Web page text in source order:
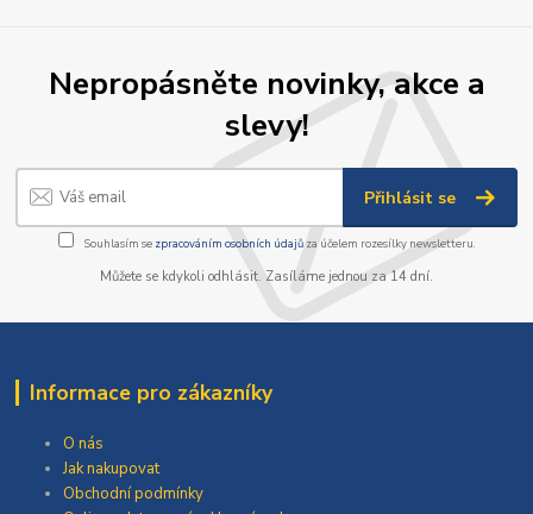
Nepropásněte novinky, akce a
slevy!
Přihlásit se
Souhlasím se zpracováním osobních údajůza účelem rozesílky newsletteru.
Můžete se kdykoli odhlásit. Zasíláme jednou za 14 dní.
Informace pro zákazníky
O nás
Jak nakupovat
Obchodní podmínky